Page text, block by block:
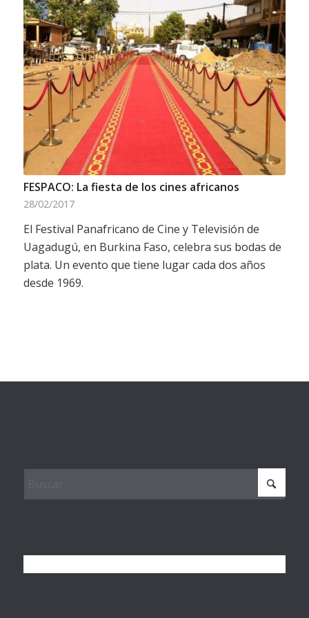
FESPACO: La fiesta de los cines africanos
28/02/2017
El Festival Panafricano de Cine y Televisión de
Uagadugú, en Burkina Faso, celebra sus bodas de
plata. Un evento que tiene lugar cada dos años
desde 1969.